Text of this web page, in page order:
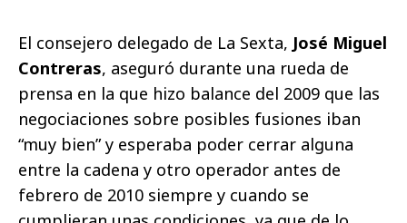
El consejero delegado de La Sexta, José Miguel
Contreras, aseguró durante una rueda de
prensa en la que hizo balance del 2009 que las
negociaciones sobre posibles fusiones iban
“muy bien” y esperaba poder cerrar alguna
entre la cadena y otro operador antes de
febrero de 2010 siempre y cuando se